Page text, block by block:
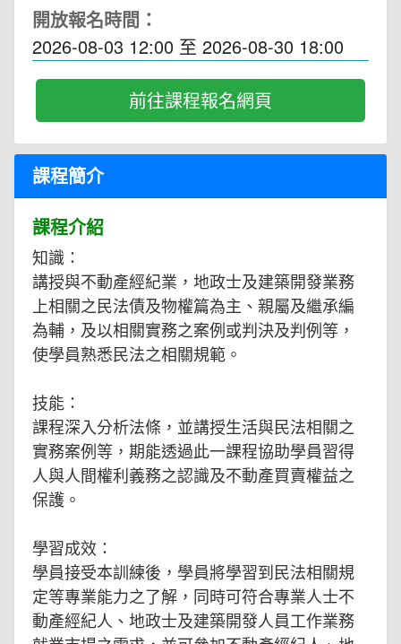
開放報名時間：
2026-08-03 12:00 至 2026-08-30 18:00
前往課程報名網頁
課程簡介
課程介紹
知識：
講授與不動產經紀業，地政士及建築開發業務
上相關之民法債及物權篇為主、親屬及繼承編
為輔，及以相關實務之案例或判決及判例等，
使學員熟悉民法之相關規範。
技能：
課程深入分析法條，並講授生活與民法相關之
實務案例等，期能透過此一課程協助學員習得
人與人間權利義務之認識及不動產買賣權益之
保護。
學習成效：
學員接受本訓練後，學員將學習到民法相關規
定等專業能力之了解，同時可符合專業人士不
動產經紀人、地政士及建築開發人員工作業務